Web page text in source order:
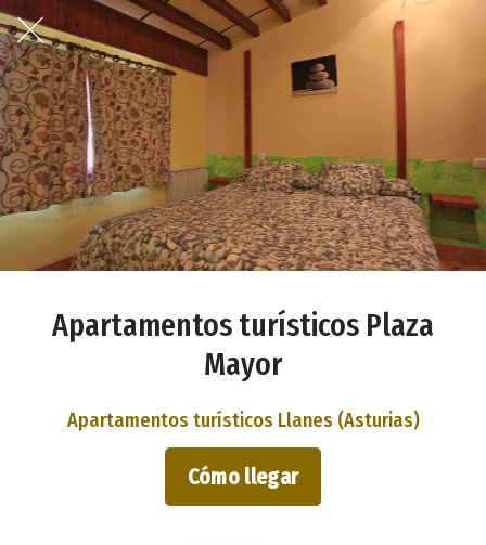
Apartamentos turísticos Plaza
Mayor
Apartamentos turísticos Llanes (Asturias)
Cómo llegar